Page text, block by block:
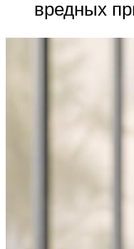
вредных